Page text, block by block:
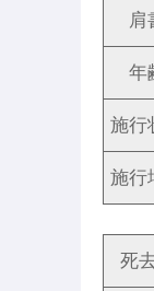
肩
年
施行
施行
死